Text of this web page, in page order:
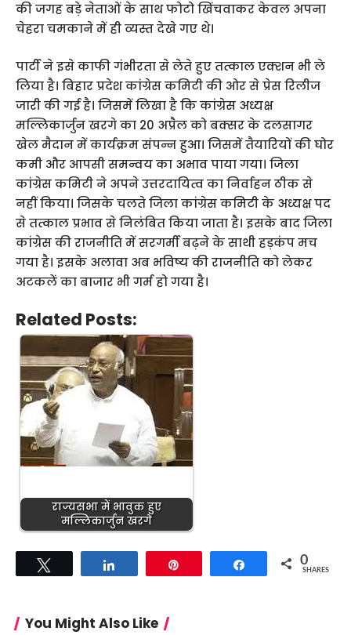
की जगह बड़े नेताओं के साथ फोटो खिंचवाकर केवल अपना
चेहरा चमकाने में ही व्यस्त देखे गए थे।
पार्टी ने इसे काफी गंभीरता से लेते हुए तत्काल एक्शन भी ले
लिया है। बिहार प्रदेश कांग्रेस कमिटी की ओर से प्रेस रिलीज
जारी की गई है। जिसमें लिखा है कि कांग्रेस अध्यक्ष
मल्लिकार्जुन खरगे का 20 अप्रैल को बक्सर के दलसागर
खेल मैदान में कार्यक्रम संपन्न हुआ। जिसमें तैयारियों की घोर
कमी और आपसी समन्वय का अभाव पाया गया। जिला
कांग्रेस कमिटी ने अपने उत्तरदायित्व का निर्वाहन ठीक से
नहीं किया। जिसके चलते जिला कांग्रेस कमिटी के अध्यक्ष पद
से तत्काल प्रभाव से निलंबित किया जाता है। इसके बाद जिला
कांग्रेस की राजनीति में सरगर्मी बढ़ने के साथी हड़कंप मच
गया है। इसके अलावा अब भविष्य की राजनीति को लेकर
अटकलें का बाजार भी गर्म हो गया है।
Related Posts:
राज्यसभा में भावुक हुए
मल्लिकार्जुन खरगे
Share 0
SHARES
You Might Also Like